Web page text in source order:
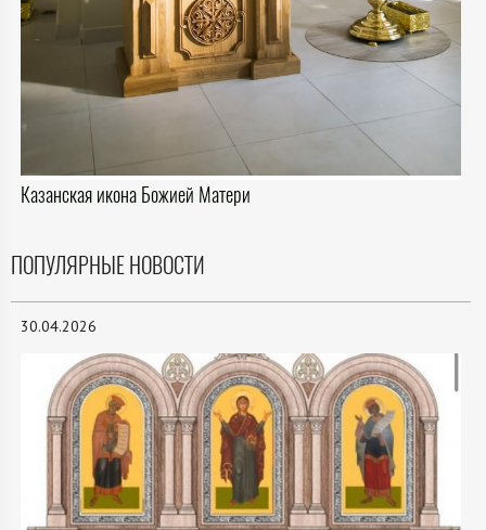
Казанская икона Божией Матери
ПОПУЛЯРНЫЕ НОВОСТИ
30.04.2026